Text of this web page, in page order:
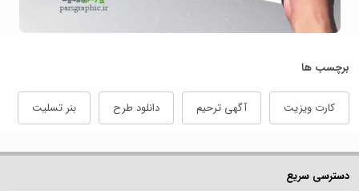
برچسب ها
کارت ویزیت آگهی ترحیم دانلود طرح بنر تسلیت
دسترسی سریع